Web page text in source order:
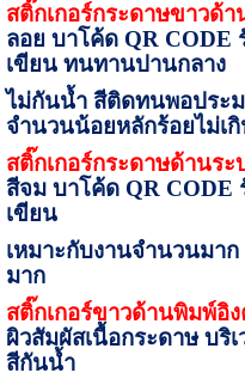
สติ๊กเกอร์กระดาษขาวด้า
ลอย บาโค้ด QR CODE
เขียน ทนทานปานกลาง
ไม่กันน้ำ สีติดทนพอปร
จำนวนน้อยหลักร้อยไม่เ
สติ๊กเกอร์กระดาษด้านร
สีจม บาโค้ด QR CODE
เขียน
เหมาะกับงานจำนวนมา
มาก
สติ๊กเกอร์ขาวด้านพิมพ์อิง
ผิวสัมผัสเนื้อกระดาษ บ
สีกันน้ำ